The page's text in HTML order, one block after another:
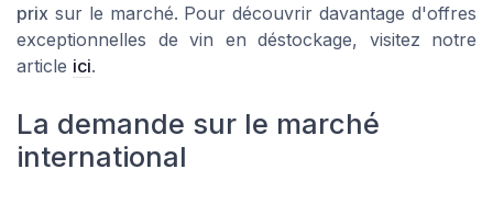
prix sur le marché. Pour découvrir davantage d'offres
exceptionnelles de vin en déstockage, visitez notre
article ici.
La demande sur le marché
international